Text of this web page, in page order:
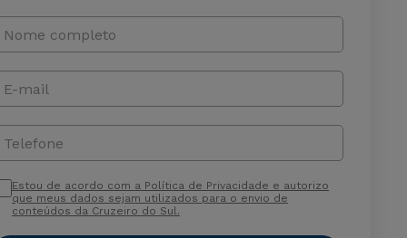
Nome completo
E-mail
Telefone
Estou de acordo com a Política de Privacidade e autorizo
que meus dados sejam utilizados para o envio de
conteúdos da Cruzeiro do Sul.